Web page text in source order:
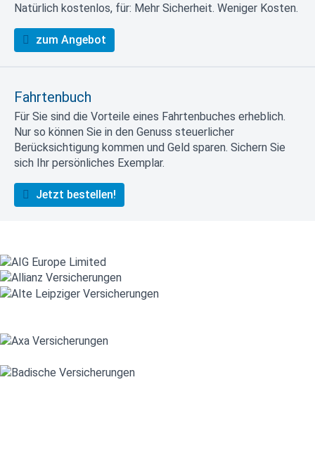
Natürlich kostenlos, für: Mehr Sicherheit. Weniger Kosten.
zum Angebot
Fahrtenbuch
Für Sie sind die Vorteile eines Fahrtenbuches erheblich.
Nur so können Sie in den Genuss steuerlicher
Berücksichtigung kommen und Geld sparen. Sichern Sie
sich Ihr persönliches Exemplar.
Jetzt bestellen!